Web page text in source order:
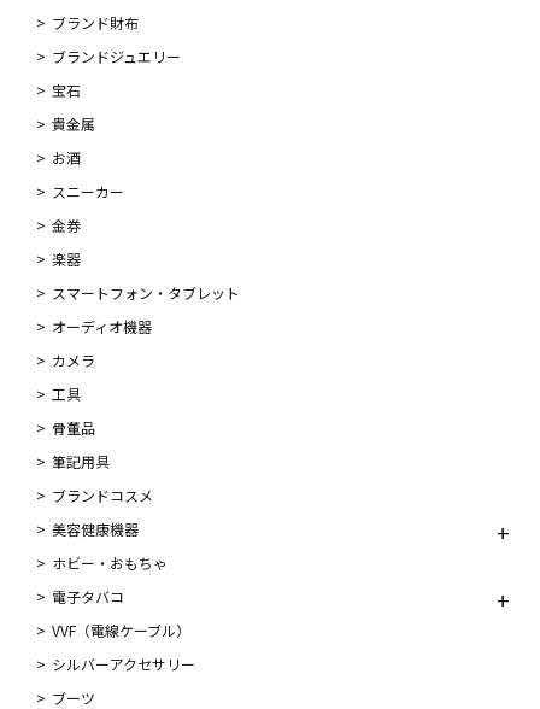
ブランド財布
ブランドジュエリー
宝石
貴金属
お酒
スニーカー
金券
楽器
スマートフォン・タブレット
オーディオ機器
カメラ
工具
骨董品
筆記用具
ブランドコスメ
美容健康機器
ホビー・おもちゃ
電子タバコ
VVF（電線ケーブル）
シルバーアクセサリー
ブーツ